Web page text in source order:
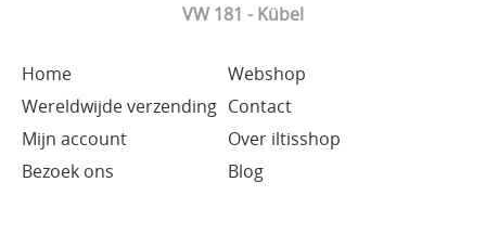
VW 181 - Kübel
Home
Webshop
Wereldwijde verzending Contact
Mijn account
Over iltisshop
Bezoek ons
Blog